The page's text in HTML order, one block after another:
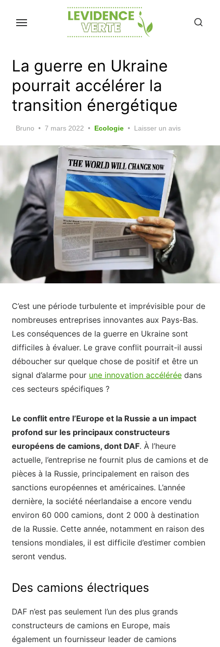
La guerre en Ukraine
pourrait accélérer la
transition énergétique
Bruno
Posted
7 mars 2022 Ecologie Laisser un avis
C’est une période turbulente et imprévisible pour de
nombreuses entreprises innovantes aux Pays-Bas.
Les conséquences de la guerre en Ukraine sont
difficiles à évaluer. Le grave conflit pourrait-il aussi
déboucher sur quelque chose de positif et être un
signal d’alarme pour une innovation accélérée dans
ces secteurs spécifiques ?
Le conflit entre l’Europe et la Russie a un impact
profond sur les principaux constructeurs
européens de camions, dont DAF. À l’heure
actuelle, l’entreprise ne fournit plus de camions et de
pièces à la Russie, principalement en raison des
sanctions européennes et américaines. L’année
dernière, la société néerlandaise a encore vendu
environ 60 000 camions, dont 2 000 à destination
de la Russie. Cette année, notamment en raison des
tensions mondiales, il est difficile d’estimer combien
seront vendus.
Des camions électriques
DAF n’est pas seulement l’un des plus grands
constructeurs de camions en Europe, mais
également un fournisseur leader de camions